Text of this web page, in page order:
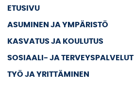
ETUSIVU
ASUMINEN JA YMPÄRISTÖ
KASVATUS JA KOULUTUS
SOSIAALI- JA TERVEYSPALVELUT
TYÖ JA YRITTÄMINEN